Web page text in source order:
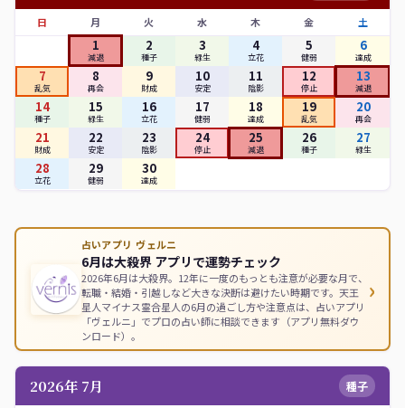
日 月 火 水 木 金 土
1
減退
2
種子
3
緑生
4
立花
5
健弱
6
達成
7
乱気
8
再会
9
財成
10
安定
11
陰影
12
停止
13
減退
14
種子
15
緑生
16
立花
17
健弱
18
達成
19
乱気
20
再会
21
財成
22
安定
23
陰影
24
停止
25
減退
26
種子
27
緑生
28
立花
29
健弱
30
達成
占いアプリ ヴェルニ
6月は大殺界 アプリで運勢チェック
2026年6月は大殺界。12年に一度のもっとも注意が必要な月で、
転職・結婚・引越しなど大きな決断は避けたい時期です。天王
星人マイナス霊合星人の6月の過ごし方や注意点は、占いアプリ
「ヴェルニ」でプロの占い師に相談できます（アプリ無料ダウ
ンロード）。
›
2026年 7月 種子